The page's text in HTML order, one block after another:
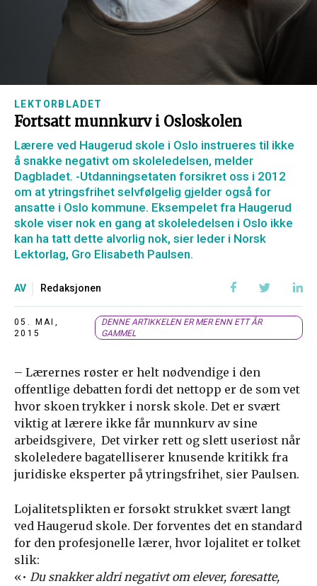
LEKTORBLADET
Fortsatt munnkurv i Osloskolen
Lærere ved Haugerud skole i Oslo instrueres til ikke
å snakke negativt om skoleledelsen, melder
Dagbladet. -Utdanningsetaten forsikret oss i 2012
om at ytringsfrihet selvfølgelig gjelder også for
ansatte i Oslo kommune. Eksempelet fra Haugerud
skole viser nok en gang at skoleledelsen i Oslo ikke
kan ha tatt dette alvorlig nok, sier leder i Norsk
Lektorlag, Gro Elisabeth Paulsen.
AV Redaksjonen
05. MAI,
2015
DENNE ARTIKKELEN ER MER ENN ETT ÅR
GAMMEL
– Lærernes røster er helt nødvendige i den
offentlige debatten fordi det nettopp er de som vet
hvor skoen trykker i norsk skole. Det er svært
viktig at lærere ikke får munnkurv av sine
arbeidsgivere, Det virker rett og slett useriøst når
skoleledere bagatelliserer knusende kritikk fra
juridiske eksperter på ytringsfrihet, sier Paulsen.
Lojalitetsplikten er forsøkt strukket svært langt
ved Haugerud skole. Der forventes det en standard
for den profesjonelle lærer, hvor lojalitet er tolket
slik:
«• Du snakker aldri negativt om elever, foresatte,